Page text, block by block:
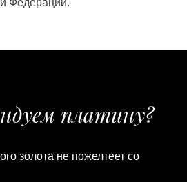
Федерации.
платину?
золота не пожелтеет со